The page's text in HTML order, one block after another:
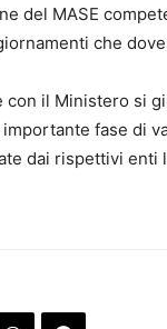
del MASE
che
con il Ministero si
fase di
dai rispettivi